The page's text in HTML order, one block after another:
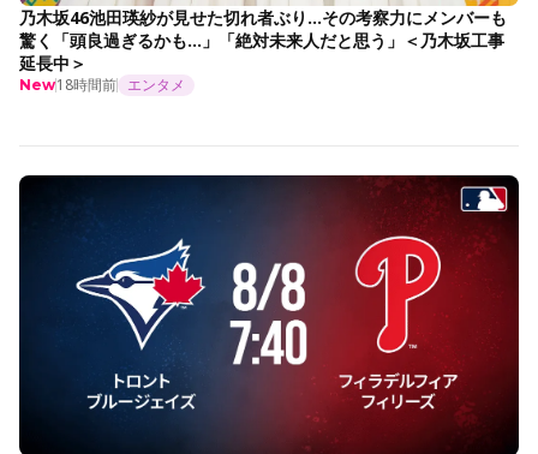
乃木坂46池田瑛紗が見せた切れ者ぶり…その考察力にメンバーも
驚く「頭良過ぎるかも…」「絶対未来人だと思う」＜乃木坂工事
延長中＞
New18時間前 エンタメ